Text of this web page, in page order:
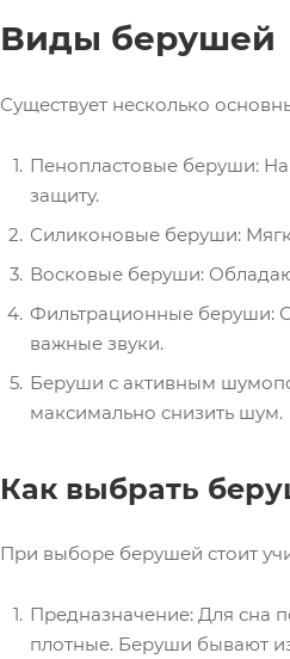
Виды берушей
Существует несколько
Пенопластовые беруши:
защиту.
Силиконовые беруши:
Восковые беруши:
Фильтрационные беруши:
важные звуки.
Беруши с активным
максимально снизить шум.
Как выбрать
При выборе берушей стоит
Предназначение: Для сна
плотные. Беруши бывают